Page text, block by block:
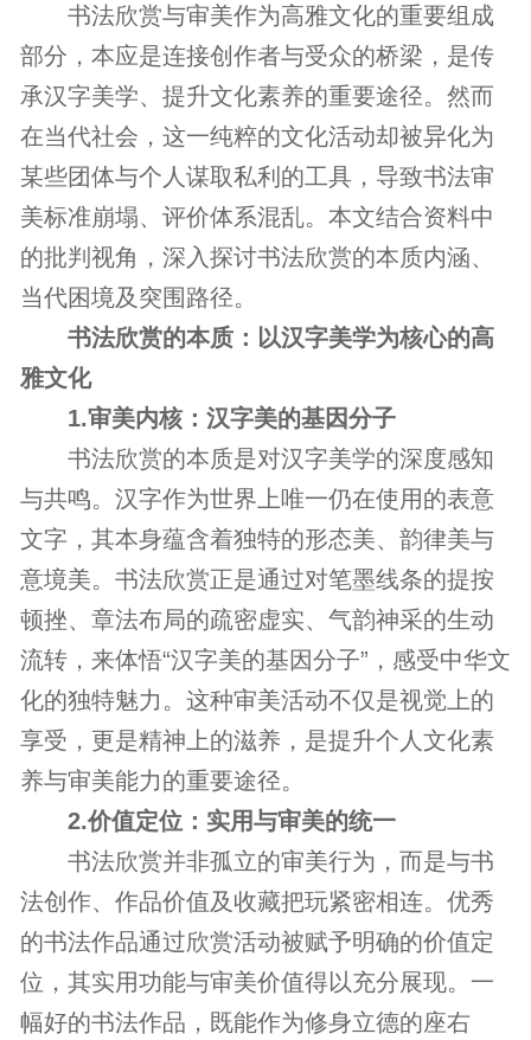
书法欣赏与审美作为高雅文化的重要组成
部分，本应是连接创作者与受众的桥梁，是传
承汉字美学、提升文化素养的重要途径。然而
在当代社会，这一纯粹的文化活动却被异化为
某些团体与个人谋取私利的工具，导致书法审
美标准崩塌、评价体系混乱。本文结合资料中
的批判视角，深入探讨书法欣赏的本质内涵、
当代困境及突围路径。
书法欣赏的本质：以汉字美学为核心的高
雅文化
1.审美内核：汉字美的基因分子
书法欣赏的本质是对汉字美学的深度感知
与共鸣。汉字作为世界上唯一仍在使用的表意
文字，其本身蕴含着独特的形态美、韵律美与
意境美。书法欣赏正是通过对笔墨线条的提按
顿挫、章法布局的疏密虚实、气韵神采的生动
流转，来体悟“汉字美的基因分子”，感受中华文
化的独特魅力。这种审美活动不仅是视觉上的
享受，更是精神上的滋养，是提升个人文化素
养与审美能力的重要途径。
2.价值定位：实用与审美的统一
书法欣赏并非孤立的审美行为，而是与书
法创作、作品价值及收藏把玩紧密相连。优秀
的书法作品通过欣赏活动被赋予明确的价值定
位，其实用功能与审美价值得以充分展现。一
幅好的书法作品，既能作为修身立德的座右